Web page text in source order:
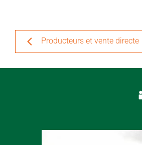
Producteurs et vente directe